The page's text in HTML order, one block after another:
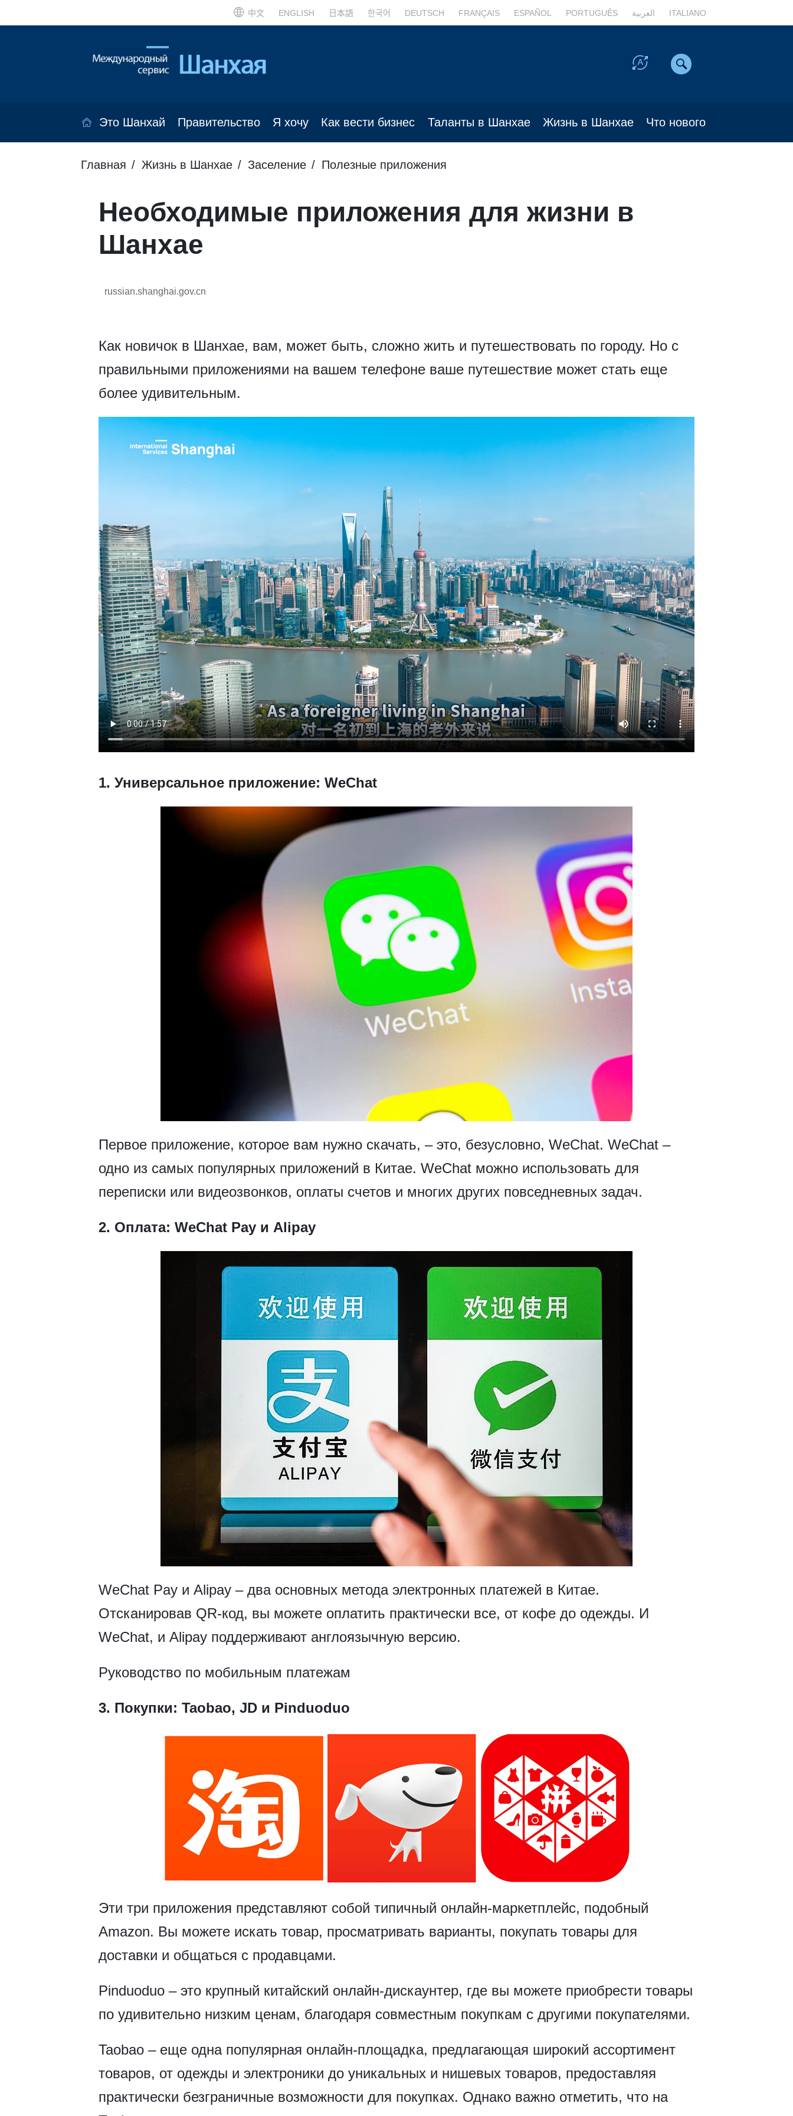
中文 ENGLISH 日本語 한국어 DEUTSCH FRANÇAIS ESPAÑOL PORTUGUÊS العربية ITALIANO
Это Шанхай Правительство Я хочу Как вести бизнес Таланты в Шанхае Жизнь в Шанхае Что нового
Главная Жизнь в Шанхае Заселение Полезные приложения
Необходимые приложения для жизни в
Шанхае
russian.shanghai.gov.cn
Как новичок в Шанхае, вам, может быть, сложно жить и путешествовать по городу. Но с
правильными приложениями на вашем телефоне ваше путешествие может стать еще
более удивительным.
1. Универсальное приложение: WeChat
Первое приложение, которое вам нужно скачать, – это, безусловно, WeChat. WeChat –
одно из самых популярных приложений в Китае. WeChat можно использовать для
переписки или видеозвонков, оплаты счетов и многих других повседневных задач.
2. Оплата: WeChat Pay и Alipay
WeChat Pay и Alipay – два основных метода электронных платежей в Китае.
Отсканировав QR-код, вы можете оплатить практически все, от кофе до одежды. И
WeChat, и Alipay поддерживают англоязычную версию.
Руководство по мобильным платежам
3. Покупки: Taobao, JD и Pinduoduo
Эти три приложения представляют собой типичный онлайн-маркетплейс, подобный
Amazon. Вы можете искать товар, просматривать варианты, покупать товары для
доставки и общаться с продавцами.
Pinduoduo – это крупный китайский онлайн-дискаунтер, где вы можете приобрести товары
по удивительно низким ценам, благодаря совместным покупкам с другими покупателями.
Taobao – еще одна популярная онлайн-площадка, предлагающая широкий ассортимент
товаров, от одежды и электроники до уникальных и нишевых товаров, предоставляя
практически безграничные возможности для покупках. Однако важно отметить, что на